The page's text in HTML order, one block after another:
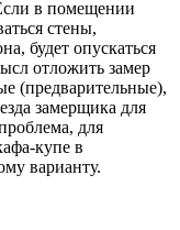
в помещении
стены,
будет опускаться
отложить замер
(предварительные),
замерщика для
для
купе в
варианту.